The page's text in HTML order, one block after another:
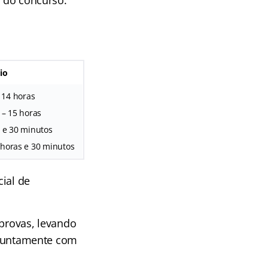
horas
15 horas
e 30 minutos
e 30 minutos
de
levando
com